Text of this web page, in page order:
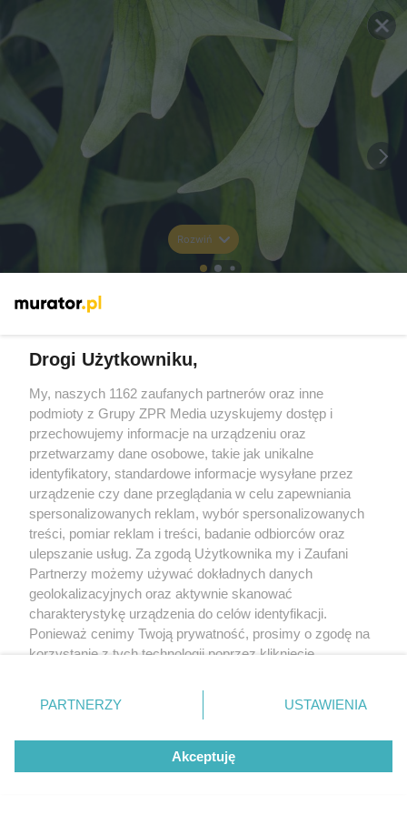
Rozwiń
Drogi Użytkowniku,
My, naszych 1162 zaufanych partnerów oraz inne
podmioty z Grupy ZPR Media uzyskujemy dostęp i
przechowujemy informacje na urządzeniu oraz
przetwarzamy dane osobowe, takie jak unikalne
identyfikatory, standardowe informacje wysyłane przez
urządzenie czy dane przeglądania w celu zapewniania
spersonalizowanych reklam, wybór spersonalizowanych
treści, pomiar reklam i treści, badanie odbiorców oraz
ulepszanie usług. Za zgodą Użytkownika my i Zaufani
Partnerzy możemy używać dokładnych danych
geolokalizacyjnych oraz aktywnie skanować
charakterystykę urządzenia do celów identyfikacji.
Ponieważ cenimy Twoją prywatność, prosimy o zgodę na
korzystanie z tych technologii poprzez kliknięcie
zmienić/wycofać klikając przycisk ustawień prywatności
znajdujący się w lewym dolnym rogu strony
rodzaje przetwarzania danych nie wymagają zgody
użytkownika, ale masz prawo sprzeciwić się takiemu
przetwarzaniu. Preferencje będą miały zastosowanie tylko
PARTNERZY USTAWIENIA
Akceptuję